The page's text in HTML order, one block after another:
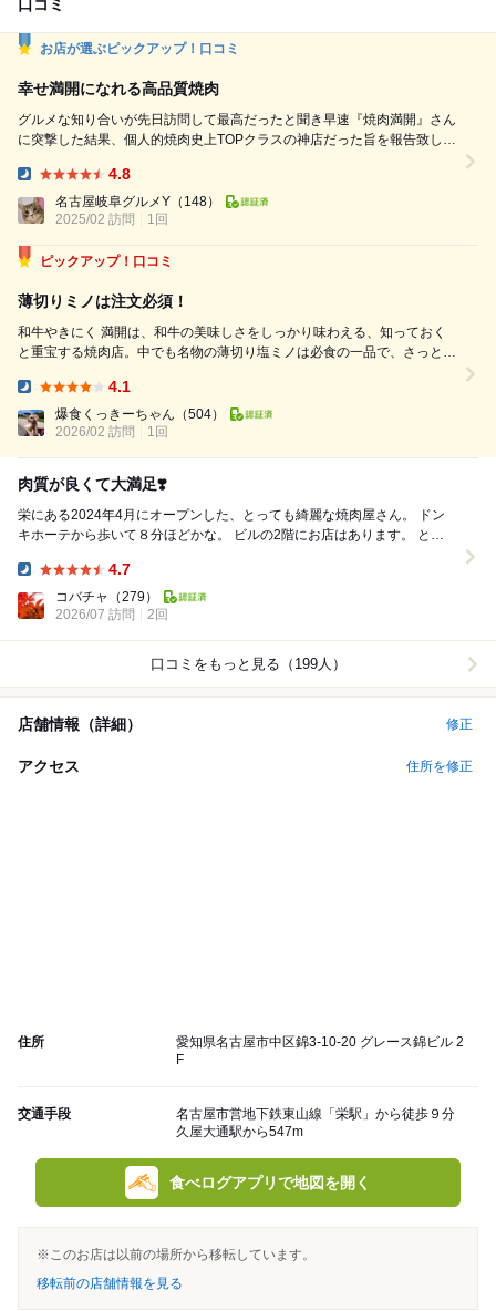
口コミ
お店が選ぶピックアップ！口コミ
幸せ満開になれる高品質焼肉
グルメな知り合いが先日訪問して最高だったと聞き早速『焼肉満開』さん
に突撃した結果、個人的焼肉史上TOPクラスの神店だった旨を報告致しま
開閉できる扉の中に上着をかけられるので上着が煙臭くなりにくい点 な
かなかありそうでない気遣いが嬉しいです 【食べたもの】 ☆☆☆厚切り
タン元 ¥3,960 ➡︎これは絶ッ...
4.8
名古屋岐阜グルメY （148）
2025/02 訪問
1回
ピックアップ！口コミ
薄切りミノは注文必須！
和牛やきにく 満開は、和牛の美味しさをしっかり味わえる、知っておく
と重宝する焼肉店。中でも名物の薄切り塩ミノは必食の一品で、さっと炙
みは一切なく、塩加減も絶妙。ミノの概念が変わるほどの美味しさで、最
初の一皿としても、途中の箸休めとして...
4.1
爆食くっきーちゃん （504）
2026/02 訪問
1回
肉質が良くて大満足❣️
栄にある2024年4月にオープンした、とっても綺麗な焼肉屋さん。 ドン
キホーテから歩いて８分ほどかな。 ビルの2階にお店はあります。 とっ
4.7
コバチャ
（279）
2026/07 訪問
2回
口コミをもっと見る（199人）
店舗情報（詳細） 修正
アクセス 住所を修正
住所
愛知県名古屋市中区錦3-10-20 グレース錦ビル 2
F
交通手段
名古屋市営地下鉄東山線「栄駅」から徒歩９分
久屋大通駅から547m
食べログアプリで地図を開く
※このお店は以前の場所から移転しています。
移転前の店舗情報を見る